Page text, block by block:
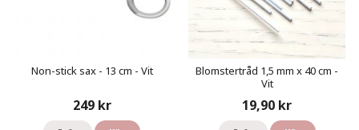
Non-stick sax - 13 cm - Vit
249 kr
Blomstertråd 1,5 mm x 40 cm -
Vit
19,90 kr